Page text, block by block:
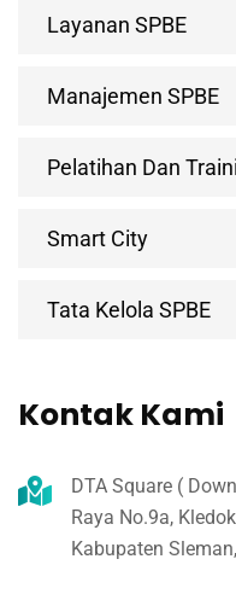
Layanan SPBE
Manajemen SPBE
Pelatihan Dan
Smart City
Tata Kelola SPBE
Kontak Kami
DTA Square (
Raya No.9a,
Kabupaten